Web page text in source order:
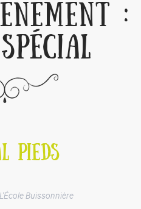
:
PIEDS
L'École Buissonnière